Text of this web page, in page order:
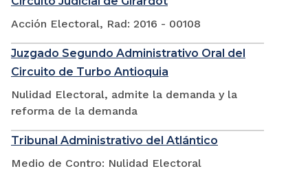
Acción Electoral, Rad: 2016 - 00108
Juzgado Segundo Administrativo Oral del
Circuito de Turbo Antioquia
Nulidad Electoral, admite la demanda y la
reforma de la demanda
Tribunal Administrativo del Atlántico
Medio de Contro: Nulidad Electoral